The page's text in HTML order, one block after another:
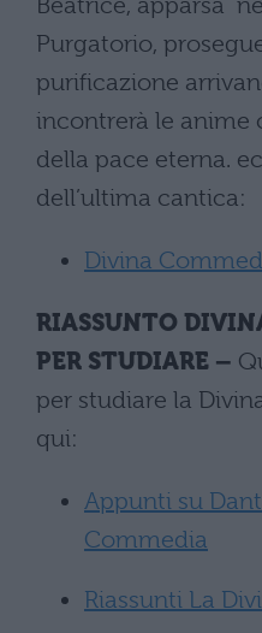
Purgatorio,
purificazione
incontrerà le anime
della pace eterna.
dell’ultima cantica:
Divina
RIASSUNTO
PER STUDIARE –
per studiare la
qui:
Appunti su
Commedia
Riassunti La